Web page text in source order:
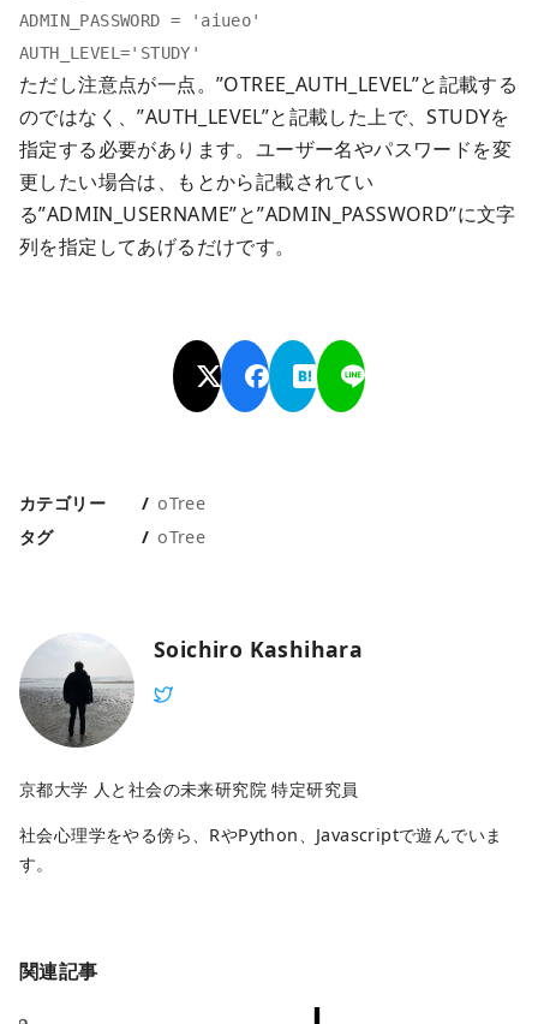
ADMIN_PASSWORD = 'aiueo'
AUTH_LEVEL='STUDY'
ただし注意点が一点。”OTREE_AUTH_LEVEL”と記載する
のではなく、”AUTH_LEVEL”と記載した上で、STUDYを
指定する必要があります。ユーザー名やパスワードを変
更したい場合は、もとから記載されてい
る”ADMIN_USERNAME”と”ADMIN_PASSWORD”に文字
列を指定してあげるだけです。
カテゴリー
oTree
タグ
oTree
Soichiro Kashihara
京都大学 人と社会の未来研究院 特定研究員
社会心理学をやる傍ら、RやPython、Javascriptで遊んでいま
す。
関連記事